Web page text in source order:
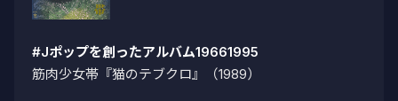
#Jポップを創ったアルバム19661995
筋肉少女帯『猫のテブクロ』（1989）